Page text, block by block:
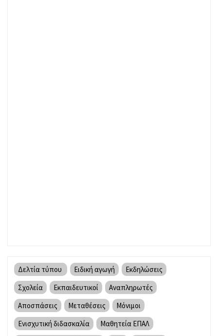
Δελτία τύπου Ειδική αγωγή
Εκδηλώσεις
Σχολεία
Εκπαιδευτικοί
Αναπληρωτές
Αποσπάσεις
Μεταθέσεις
Μόνιμοι
Ενισχυτική διδασκαλία
Μαθητεία ΕΠΑΛ